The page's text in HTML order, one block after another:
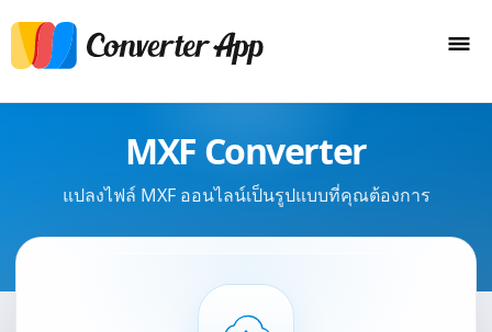
MXF Converter
แปลงไฟล์ MXF ออนไลน์เป็นรูปแบบที่คุณต้องการ